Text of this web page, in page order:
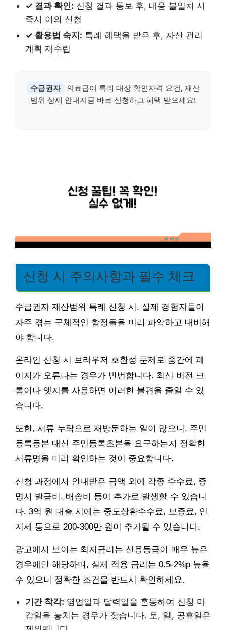
✓ 결과 확인: 신청 결과 통보 후, 내용 불일치 시
즉시 이의 신청
✓ 활용법 숙지: 특례 혜택을 받은 후, 자산 관리
계획 재수립
수급권자
의료급여 특례 대상 확인자격 요건, 재산
범위 상세 안내지금 바로 신청하고 혜택 받으세요!
신청 시 주의사항과 필수 체크
수급권자 재산범위 특례 신청 시, 실제 경험자들이
자주 겪는 구체적인 함정들을 미리 파악하고 대비해
야 합니다.
온라인 신청 시 브라우저 호환성 문제로 중간에 페
이지가 오류나는 경우가 빈번합니다. 최신 버전 크
롬이나 엣지를 사용하면 이러한 불편을 줄일 수 있
습니다.
또한, 서류 누락으로 재방문하는 일이 많으니, 주민
등록등본 대신 주민등록초본을 요구하는지 정확한
서류명을 미리 확인하는 것이 중요합니다.
신청 과정에서 안내받은 금액 외에 각종 수수료, 증
명서 발급비, 배송비 등이 추가로 발생할 수 있습니
다. 3억 원 대출 시에는 중도상환수수료, 보증료, 인
지세 등으로 200-300만 원이 추가될 수 있습니다.
광고에서 보이는 최저금리는 신용등급이 매우 높은
경우에만 해당하며, 실제 적용 금리는 0.5-2%p 높을
수 있으니 정확한 조건을 반드시 확인하세요.
기간 착각: 영업일과 달력일을 혼동하여 신청 마
감일을 놓치는 경우가 잦습니다. 토, 일, 공휴일은